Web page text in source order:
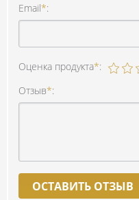
Email*:
Оценка продукта*:
Отзыв*:
ОСТАВИТЬ ОТЗЫВ